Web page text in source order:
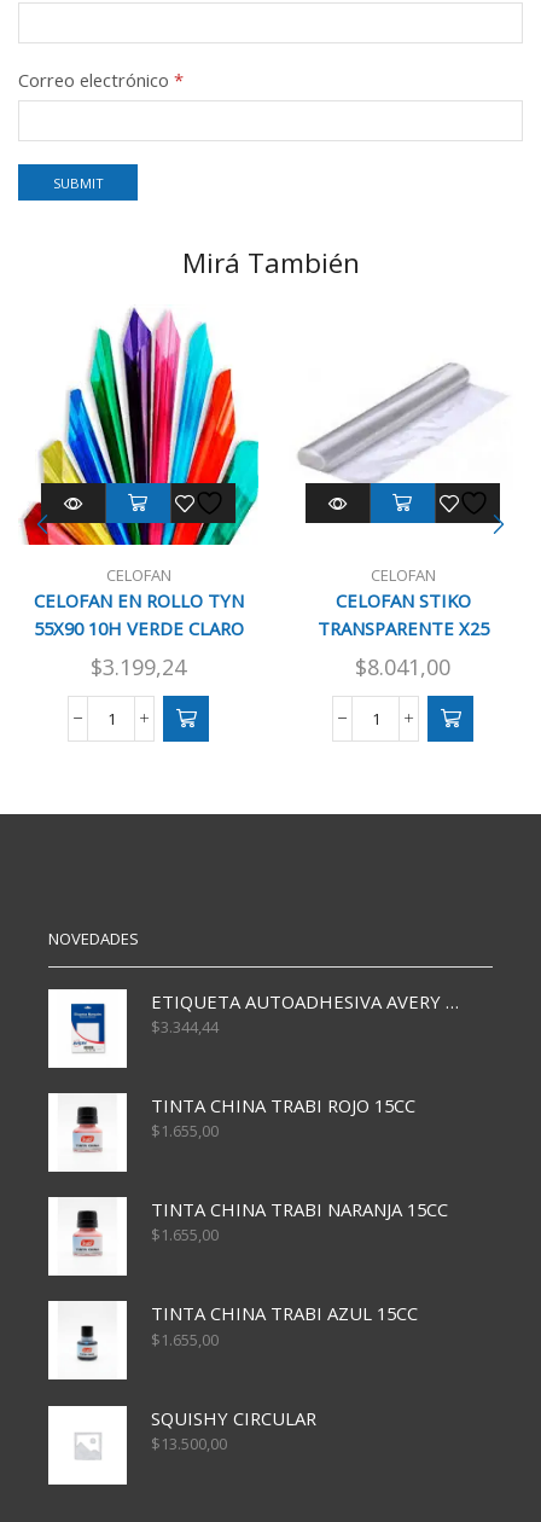
Correo electrónico *
Mirá También
CELOFAN
CELOFAN EN ROLLO TYN
55X90 10H VERDE CLARO
$3.199,24
CELOFAN
55X90
CELOFAN
CELOFAN STIKO
TRANSPARENTE X25
$8.041,00
CELOFAN
cantidad
NOVEDADES
ETIQUETA AUTOADHESIVA AVERY 3026 30H 20 X 70
$3.344,44
TINTA CHINA TRABI ROJO 15CC
$1.655,00
TINTA CHINA TRABI NARANJA 15CC
$1.655,00
TINTA CHINA TRABI AZUL 15CC
$1.655,00
SQUISHY CIRCULAR
$13.500,00